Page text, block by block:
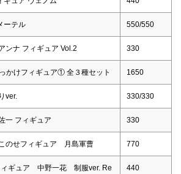
ーテル 550/550
ンナ フィギュア Vol.2 330
かけフィギュア① 全３種セット 1650
ver. 330/330
一 フィギュア 330
のせフィギュア 月島軍曹 770
ィギュア 中野一花 制服ver. Re
440